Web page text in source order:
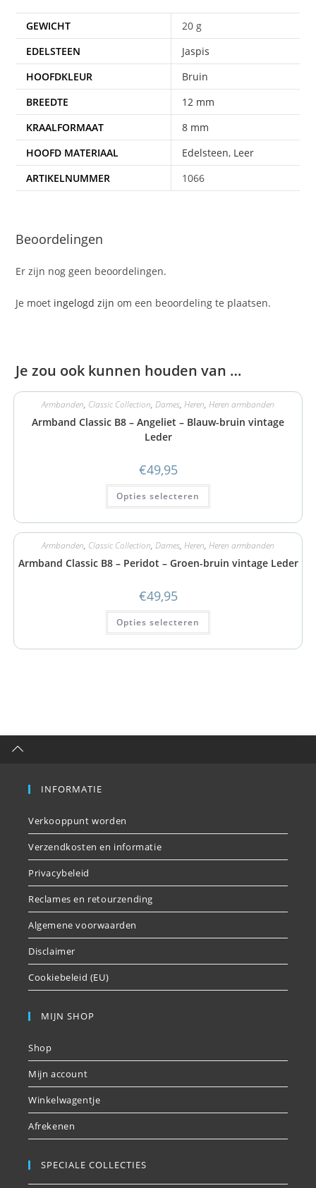
GEWICHT
20 g
EDELSTEEN
Jaspis
HOOFDKLEUR
Bruin
BREEDTE
12 mm
KRAALFORMAAT
8 mm
HOOFD MATERIAAL
Edelsteen, Leer
ARTIKELNUMMER
1066
Beoordelingen
Er zijn nog geen beoordelingen.
Je moet ingelogd zijn om een beoordeling te plaatsen.
Je zou ook kunnen houden van …
Armbanden, Classic Collection, Dames, Heren, Heren armbanden
Armband Classic B8 – Angeliet – Blauw-bruin vintage
Leder
€49,95
Opties selecteren
Armbanden, Classic Collection, Dames, Heren, Heren armbanden
Armband Classic B8 – Peridot – Groen-bruin vintage Leder
€49,95
Opties selecteren
INFORMATIE
Verkooppunt worden
Verzendkosten en informatie
Privacybeleid
Reclames en retourzending
Algemene voorwaarden
Disclaimer
Cookiebeleid (EU)
MIJN SHOP
Shop
Mijn account
Winkelwagentje
Afrekenen
SPECIALE COLLECTIES